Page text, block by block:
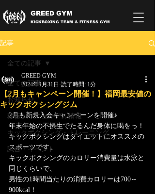
GREED GYM
KICKBOXING TEAM & FITNESS GYM
記事
全ての記事
お知らせ
移転・リニューアル情報
キックボクシング・トレーニング
試合・イベント
全ての記事
【2月もキャンペーン開催！】福岡最安値の
キックボクシングジム
GREED GYM
2024年1月31日 読了時間: 1分
2月も新規入会キャンペーンを開催♪
年末年始の不摂生でたるんだ身体に喝をっ！
キックボクシングはダイエットにオススメの
スポーツです。
キックボクシングのカロリー消費量は水泳と
同じくらいで、
男性の1時間当たりの消費カロリーは700～
900kcal！